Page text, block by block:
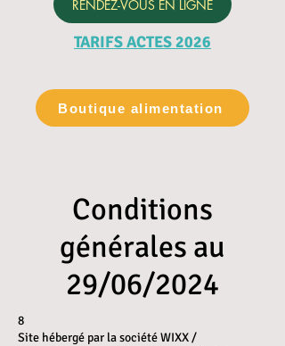
RENDEZ-VOUS EN LIGNE
TARIFS ACTES 2026
Boutique alimentation
Conditions
générales au
29/06/2024
8​
Site hébergé par la société WIXX /